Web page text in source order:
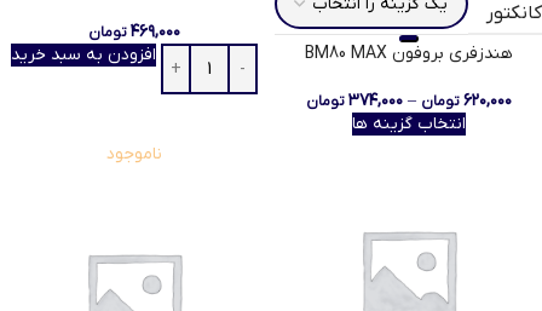
کانکتور
هندزفری بروفون BM80 MAX
۶۲۰,۰۰۰ تومان – ۳۷۴,۰۰۰ تومان
انتخاب گزینه ها
۴۶۹,۰۰۰ تومان
افزودن به سبد خرید
ناموجود